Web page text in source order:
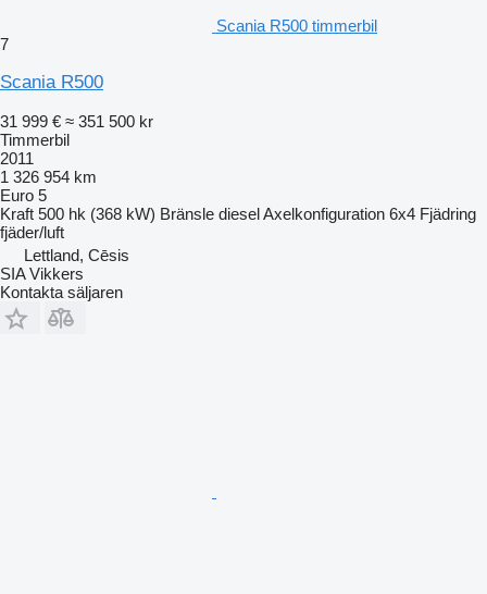
Scania R500 timmerbil
7
Scania R500
31 999 € ≈ 351 500 kr
Timmerbil
2011
1 326 954 km
Euro 5
Kraft 500 hk (368 kW) Bränsle dieselAxelkonfiguration 6x4 Fjädring
fjäder/luft
Lettland, Cēsis
SIA Vikkers
Kontakta säljaren